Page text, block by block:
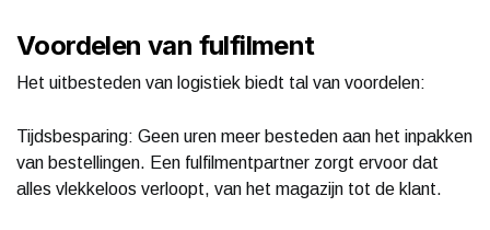
Voordelen van fulfilment
Het uitbesteden van logistiek biedt tal van voordelen:
Tijdsbesparing: Geen uren meer besteden aan het inpakken
van bestellingen. Een fulfilmentpartner zorgt ervoor dat
alles vlekkeloos verloopt, van het magazijn tot de klant.